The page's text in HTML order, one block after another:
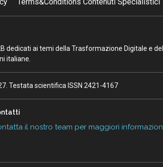
dedicati ai temi della Trasformazione Digitale e
italiane.
Testata scientifica ISSN 2421-4167
il nostro team per maggiori